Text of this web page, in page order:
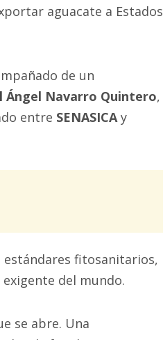
aguacate a Estados
de un
Ángel Navarro Quintero,
entre SENASICA y
fitosanitarios,
del mundo.
se abre. Una